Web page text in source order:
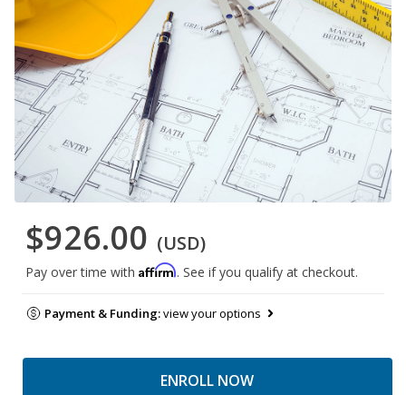
$926.00 (USD)
Pay over time with Affirm. See if you qualify at checkout.
Payment & Funding:view your options
ENROLL NOW